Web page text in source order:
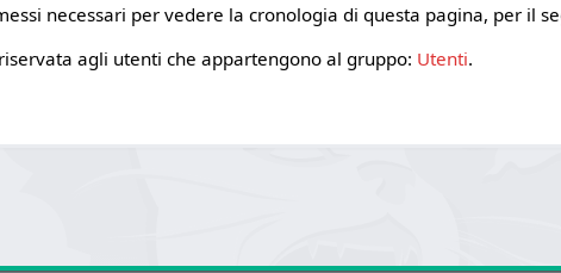
necessari per vedere la cronologia di questa pagina, per il
agli utenti che appartengono al gruppo: Utenti.